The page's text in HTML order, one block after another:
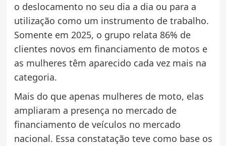
o deslocamento no seu dia a dia ou para a
utilização como um instrumento de trabalho.
Somente em 2025, o grupo relata 86% de
clientes novos em financiamento de motos e
as mulheres têm aparecido cada vez mais na
categoria.
Mais do que apenas mulheres de moto, elas
ampliaram a presença no mercado de
financiamento de veículos no mercado
nacional. Essa constatação teve como base os